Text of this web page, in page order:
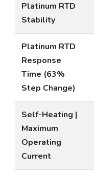
Platinum RTD
Stability
Platinum RTD
Response
Time (63%
Step Change)
Self-Heating |
Maximum
Operating
Current